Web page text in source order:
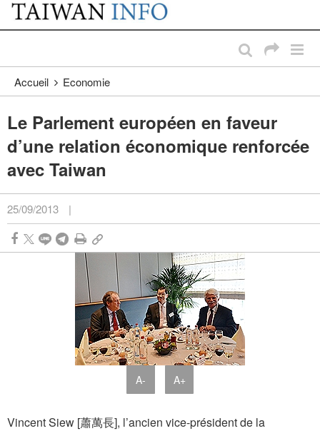
Passer au contenu principal
:::
Accueil Economie
Le Parlement européen en faveur
d’une relation économique renforcée
avec Taiwan
25/09/2013 |
A- A+
Vincent Siew [蕭萬長], l’ancien vice-président de la